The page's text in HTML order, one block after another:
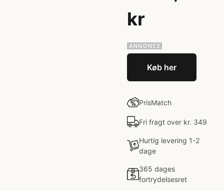
kr
Køb her
PrisMatch
Fri fragt over kr. 349
Hurtig levering 1-2
dage
365 dages
fortrydelsesret